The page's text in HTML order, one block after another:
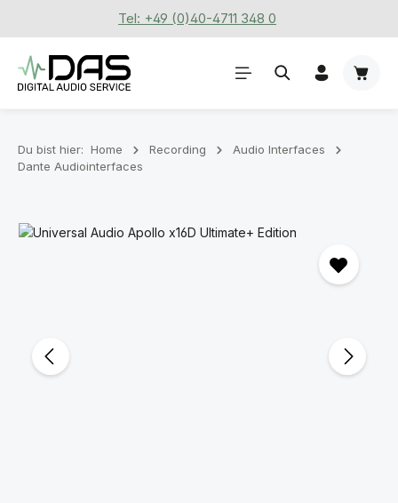
Zum Hauptinhalt springenTel: +49 (0)40-4711 348 0
Du bist hier: Home Recording
Audio Interfaces
Dante Audiointerfaces
Bildergalerie überspringen